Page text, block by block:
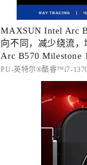
MAXSUN Intel Arc
向不同，减少绕流
Arc B570 Milestone
PU-英特尔®酷睿™i7-